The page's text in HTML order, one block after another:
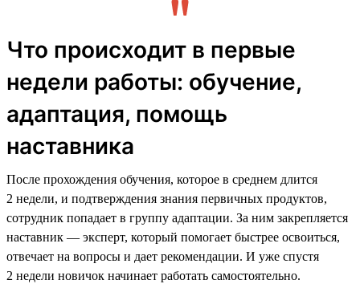
Что происходит в первые
недели работы: обучение,
адаптация, помощь
наставника
После прохождения обучения, которое в среднем длится
2 недели, и подтверждения знания первичных продуктов,
сотрудник попадает в группу адаптации. За ним закрепляется
наставник — эксперт, который помогает быстрее освоиться,
отвечает на вопросы и дает рекомендации. И уже спустя
2 недели новичок начинает работать самостоятельно.